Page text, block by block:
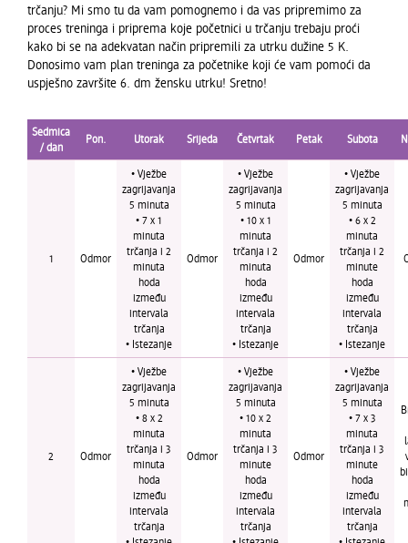
trčanju? Mi smo tu da vam pomognemo i da vas pripremimo za
proces treninga i priprema koje početnici u trčanju trebaju proći
kako bi se na adekvatan način pripremili za utrku dužine 5 K.
Donosimo vam plan treninga za početnike koji će vam pomoći da
uspješno završite 6. dm žensku utrku! Sretno!
Sedmica
/ dan
Pon. Utorak Srijeda Četvrtak Petak Subota
1 Odmor
• Vježbe
zagrijavanja
5 minuta
• 7 x 1
minuta
trčanja i 2
minuta
hoda
između
intervala
trčanja
• Istezanje
Odmor
• Vježbe
zagrijavanja
5 minuta
• 10 x 1
minuta
trčanja i 2
minuta
hoda
između
intervala
trčanja
• Istezanje
Odmor
• Vježbe
zagrijavanja
5 minuta
• 6 x 2
minuta
trčanja i 2
minute
hoda
između
intervala
trčanja
• Istezanje
2 Odmor
• Vježbe
zagrijavanja
5 minuta
• 8 x 2
minuta
trčanja i 3
minuta
hoda
između
intervala
trčanja
Odmor
• Vježbe
zagrijavanja
5 minuta
• 10 x 2
minuta
trčanja i 3
minute
hoda
između
intervala
trčanja
Odmor
• Vježbe
zagrijavanja
5 minuta
• 7 x 3
minuta
trčanja i 3
minute
hoda
između
intervala
trčanja